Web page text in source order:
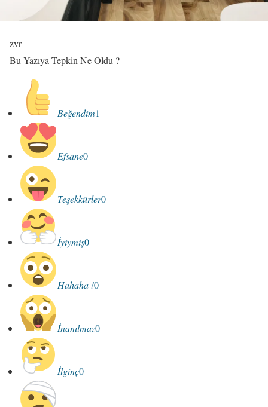
zvr
Bu Yazıya Tepkin Ne Oldu ?
Beğendim1
Efsane0
Teşekkürler0
İyiymiş0
Hahaha !0
İnanılmaz0
İlginç0